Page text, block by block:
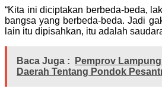
“Kita ini diciptakan berbeda-beda,
bangsa yang berbeda-beda. Jadi
lain itu dipisahkan, itu adalah
Baca Juga :
Pemprov
Daerah Tentang Pondok